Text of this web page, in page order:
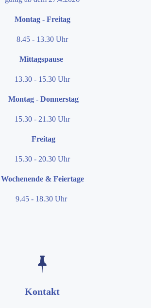
Montag - Freitag
8.45 - 13.30 Uhr
Mittagspause
13.30 - 15.30 Uhr
Montag - Donnerstag
15.30 - 21.30 Uhr
Freitag
15.30 - 20.30 Uhr
Wochenende & Feiertage
9.45 - 18.30 Uhr
Kontakt